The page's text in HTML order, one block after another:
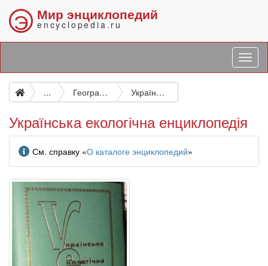
Э Мир энциклопедий
encyclopedia.ru
... География отдельных стран. Описание отдельных стран Українська екологічна енциклопедія
Українська екологічна енциклопедія
Информация
См. справку «О каталоге энциклопедий»